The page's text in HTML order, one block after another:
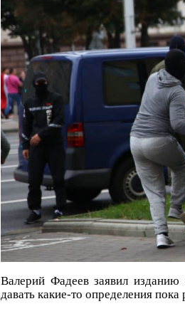
Валерий Фадеев заявил изданию
давать какие-то определения пока